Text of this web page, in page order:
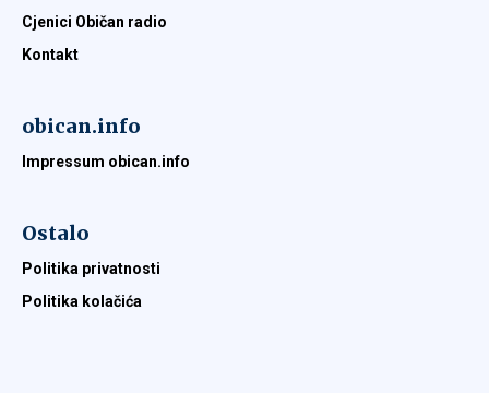
Cjenici Običan radio
Kontakt
obican.info
Impressum obican.info
Ostalo
Politika privatnosti
Politika kolačića